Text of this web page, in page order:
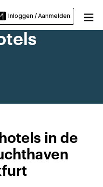
Inloggen / Aanmelden
in de